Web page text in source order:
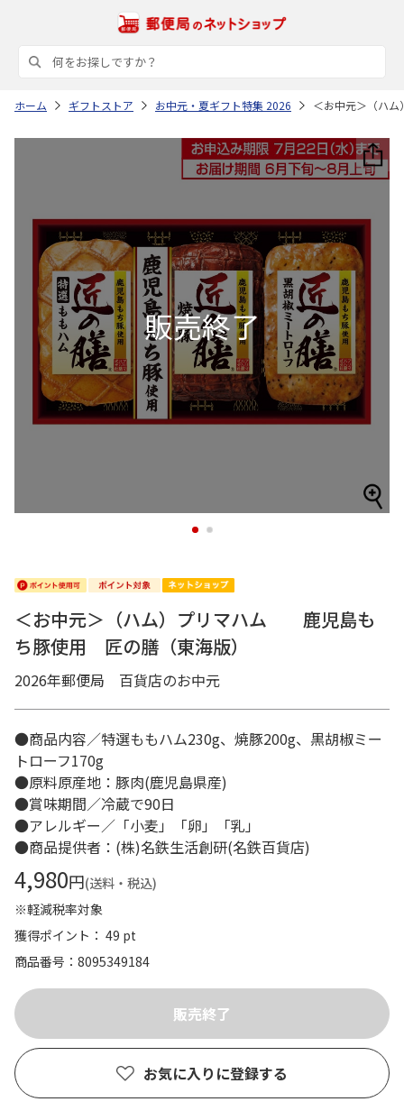
ホーム ギフトストア お中元・夏ギフト特集 2026 ＜お中元＞（ハ
1 2
＜お中元＞（ハム）プリマハム 鹿児島も
ち豚使用 匠の膳（東海版）
2026年郵便局 百貨店のお中元
●商品内容／特選ももハム230g、焼豚200g、黒胡椒ミー
トローフ170g
●原料原産地：豚肉(鹿児島県産)
●賞味期間／冷蔵で90日
●アレルギー／「小麦」「卵」「乳」
●商品提供者：(株)名鉄生活創研(名鉄百貨店)
4,980円(送料・税込)
※軽減税率対象
獲得ポイント： 49 pt
商品番号
8095349184
お気に入りに登録する